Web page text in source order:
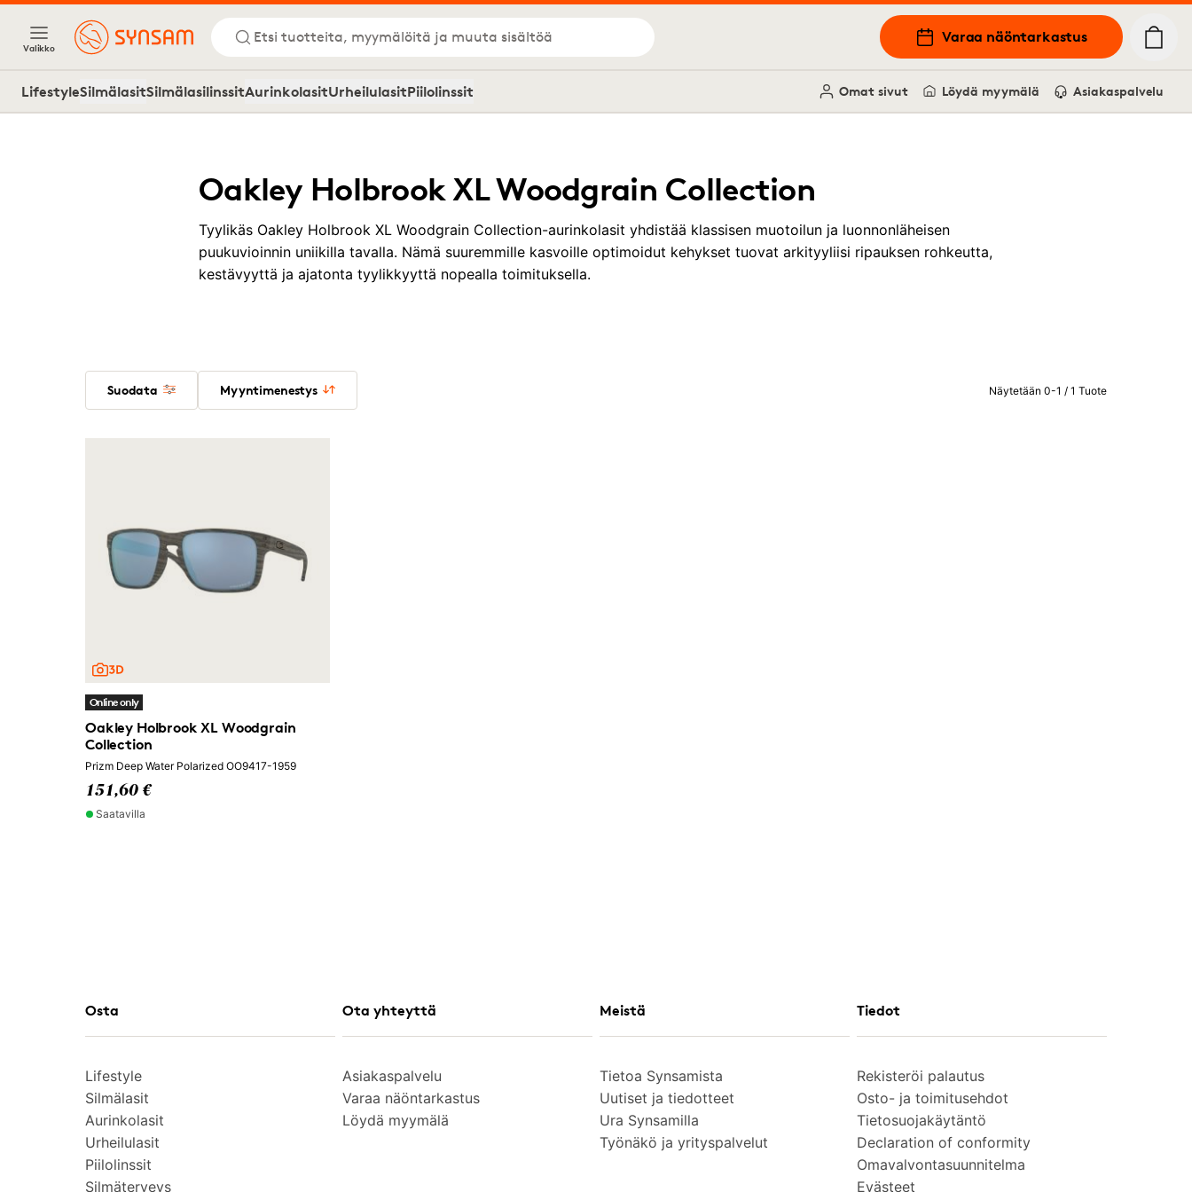
Valikko
Etsi tuotteita, myymälöitä ja muuta sisältöä Varaa näöntarkastus
LifestyleSilmälasitSilmälasilinssitAurinkolasitUrheilulasitPiilolinssit Omat sivut Löydä myymälä Asiakaspalvelu
Oakley Holbrook XL Woodgrain Collection
Tyylikäs Oakley Holbrook XL Woodgrain Collection-aurinkolasit yhdistää klassisen muotoilun ja luonnonläheisen
puukuvioinnin uniikilla tavalla. Nämä suuremmille kasvoille optimoidut kehykset tuovat arkityyliisi ripauksen rohkeutta,
kestävyyttä ja ajatonta tyylikkyyttä nopealla toimituksella.
Suodata Myyntimenestys Näytetään 0-1 / 1 Tuote
Online only
Oakley Holbrook XL Woodgrain
Collection
Prizm Deep Water Polarized OO9417-1959
151,60 €
Saatavilla
Osta
Lifestyle
Silmälasit
Aurinkolasit
Urheilulasit
Piilolinssit
Silmäterveys
Ota yhteyttä
Asiakaspalvelu
Varaa näöntarkastus
Löydä myymälä
Meistä
Tietoa Synsamista
Uutiset ja tiedotteet
Ura Synsamilla
Työnäkö ja yrityspalvelut
Tiedot
Rekisteröi palautus
Osto- ja toimitusehdot
Tietosuojakäytäntö
Declaration of conformity
Omavalvontasuunnitelma
Evästeet